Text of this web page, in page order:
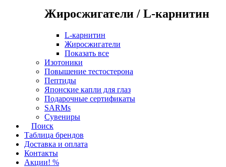
Жиросжигатели / L-карнитин
L-карнитин
Жиросжигатели
Показать все
Изотоники
Повышение тестостерона
Пептиды
Японские капли для глаз
Подарочные сертификаты
SARMs
Сувениры
Поиск
Таблица брендов
Доставка и оплата
Контакты
Акции! %